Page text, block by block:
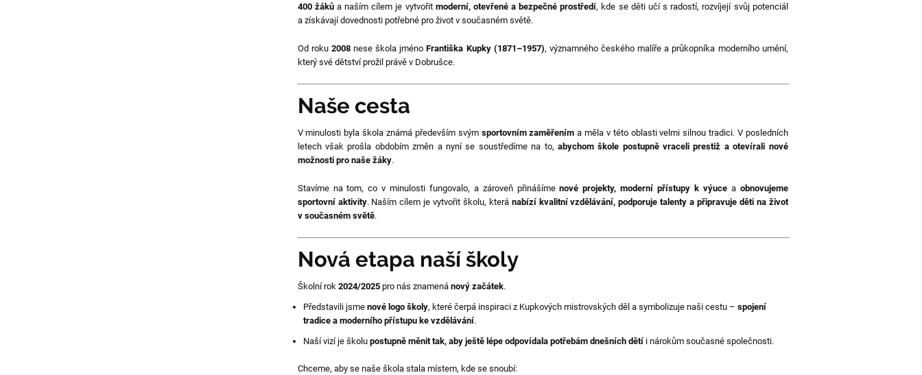
400 žákůa naším cílem je vytvořit moderní, otevřené a bezpečné prostředí, kde se děti učí s radostí, rozvíjejí svůj potenciál
a získávají dovednosti potřebné pro život v současném světě.
Od roku 2008nese škola jménoFrantiška Kupky (1871–1957), významného českého malíře a průkopníka moderního umění,
který své dětství prožil právě v Dobrušce.
Naše cesta
V minulosti byla škola známá především svým sportovním zaměřením a měla v této oblasti velmi silnou tradici. V posledních
letech však prošla obdobím změn a nyní se soustředíme na to, abychom škole postupně vraceli prestiž a otevírali nové
možnosti pro naše žáky.
Stavíme na tom, co v minulosti fungovalo, a zároveň přinášímenové projekty, moderní přístupy k výucea obnovujeme
sportovní aktivity. Naším cílem je vytvořit školu, která nabízí kvalitní vzdělávání, podporuje talenty a připravuje děti na život
v současném světě.
Nová etapa naší školy
Školní rok 2024/2025pro nás znamená nový začátek.
Představili jsme nové logo školy, které čerpá inspiraci z Kupkových mistrovských děl a symbolizuje naši cestu – spojení
tradice a moderního přístupu ke vzdělávání.
Naší vizí je školu postupně měnit tak, aby ještě lépe odpovídala potřebám dnešních dětíi nárokům současné společnosti.
Chceme, aby se naše škola stala místem, kde se snoubí: